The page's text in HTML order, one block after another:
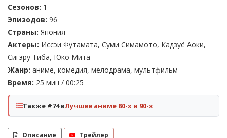
Сезонов: 1
Эпизодов: 96
Страны: Япония
Актеры: Иссэи Футамата, Суми Симамото, Кадзуё Аоки,
Сигэру Тиба, Юко Мита
Жанр: аниме, комедия, мелодрама, мультфильм
Время: 25 мин / 00:25
Также #74 вЛучшее аниме 80-х и 90-х
Описание Трейлер